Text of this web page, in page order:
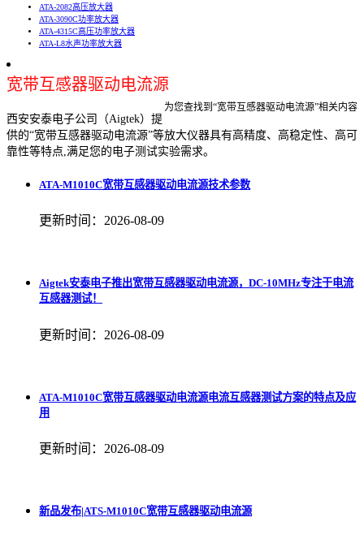
ATA-2082高压放大器
ATA-3090C功率放大器
ATA-4315C高压功率放大器
ATA-L8水声功率放大器
宽带互感器驱动电流源
为您查找到“宽带互感器驱动电流源”相关内容
西安安泰电子公司（Aigtek）提
供的“宽带互感器驱动电流源”等放大仪器具有高精度、高稳定性、高可
靠性等特点,满足您的电子测试实验需求。
ATA-M1010C宽带互感器驱动电流源技术参数
更新时间：2026-08-09
Aigtek安泰电子推出宽带互感器驱动电流源，DC-10MHz专注于电流
互感器测试！
更新时间：2026-08-09
ATA-M1010C宽带互感器驱动电流源电流互感器测试方案的特点及应
用
更新时间：2026-08-09
新品发布|ATS-M1010C宽带互感器驱动电流源